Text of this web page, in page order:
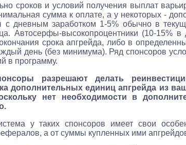
сроков и условий получения выплат
сумма к оплате, а у некоторых -
с дневным заработком 1-5% обычно в
Автосерфы-высокопроцентники (10-15% в
срока апгрейда, либо в
день (без минимума). Ряд спонсоров
в программу.
разрешают делать
дополнительных единиц апгрейда из
нет необходимости в
у таких спонсоров имеет свои
а от суммы купленных ими